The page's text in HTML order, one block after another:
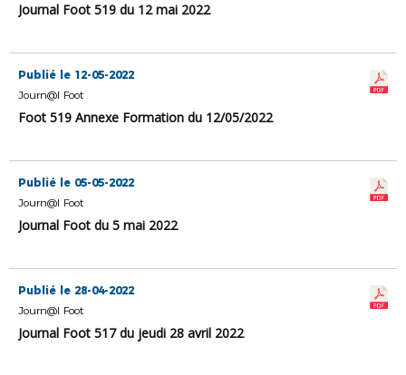
Journal Foot 519 du 12 mai 2022
Publié le 12-05-2022
Journ@l Foot
Foot 519 Annexe Formation du 12/05/2022
Publié le 05-05-2022
Journ@l Foot
Journal Foot du 5 mai 2022
Publié le 28-04-2022
Journ@l Foot
Journal Foot 517 du jeudi 28 avril 2022